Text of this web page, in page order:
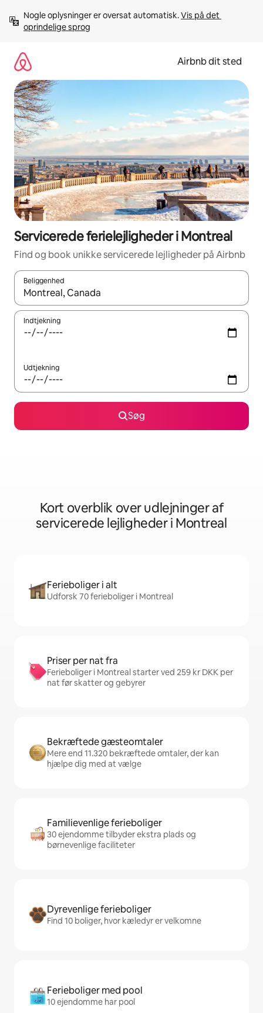
videre
Nogle oplysninger er oversat automatisk. Vis på det
oprindelige sprog
Airbnb dit sted
Servicerede ferielejligheder i Montreal
Find og book unikke servicerede lejligheder på Airbnb
Beliggenhed
Når resultaterne er tilgængelige, skal du navigere med
Indtjekning
Udtjekning
Søg
Kort overblik over udlejninger af
servicerede lejligheder i Montreal
Ferieboliger i alt
Udforsk 70 ferieboliger i Montreal
Priser per nat fra
Ferieboliger i Montreal starter ved 259 kr DKK per
nat før skatter og gebyrer
Bekræftede gæsteomtaler
Mere end 11.320 bekræftede omtaler, der kan
hjælpe dig med at vælge
Familievenlige ferieboliger
30 ejendomme tilbyder ekstra plads og
børnevenlige faciliteter
Dyrevenlige ferieboliger
Find 10 boliger, hvor kæledyr er velkomne
Ferieboliger med pool
10 ejendomme har pool